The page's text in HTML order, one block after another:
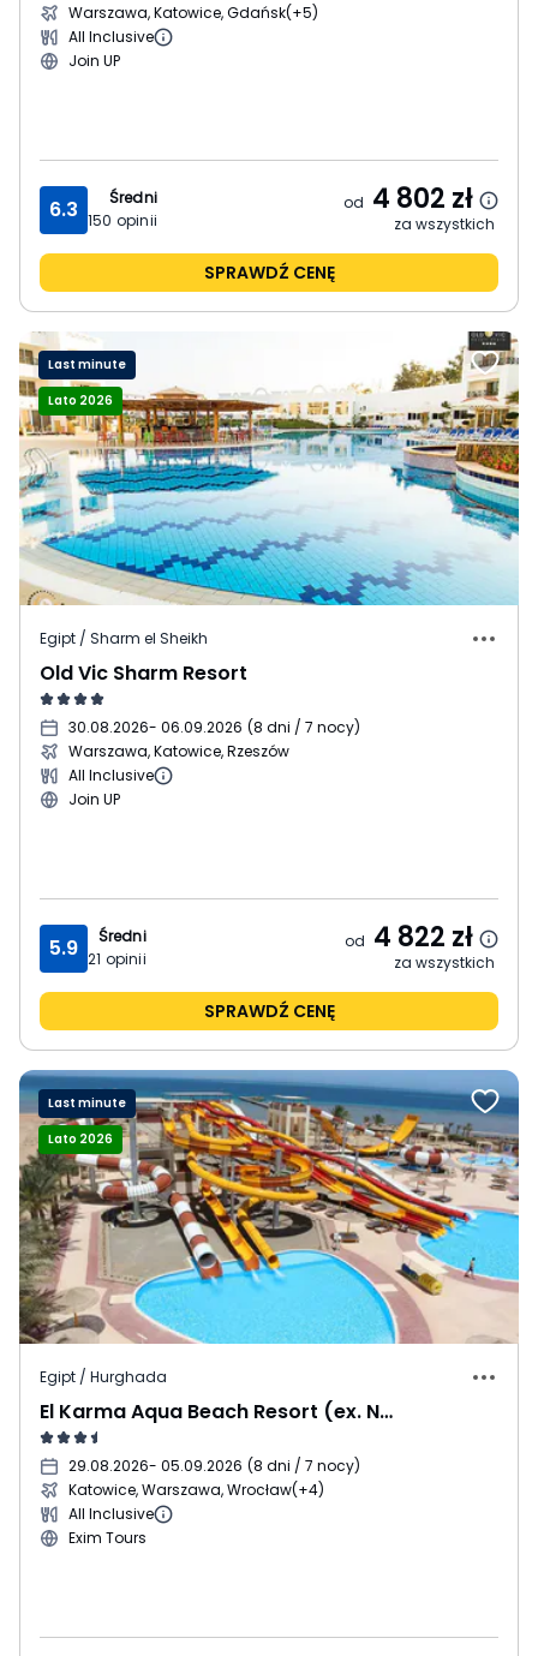
Warszawa, Katowice, Gdańsk(+5)
All Inclusive
Join UP
6.3
Średni
150 opinii
od 4 802 zł
za wszystkich
SPRAWDŹ CENĘ
Last minute
Lato 2026
Egipt / Sharm el Sheikh
Old Vic Sharm Resort
30.08.2026- 06.09.2026 (8 dni / 7 nocy)
Warszawa, Katowice, Rzeszów
All Inclusive
Join UP
5.9
Średni
21 opinii
od 4 822 zł
za wszystkich
SPRAWDŹ CENĘ
Last minute
Lato 2026
Egipt / Hurghada
El Karma Aqua Beach Resort (ex. Nubia Aqua Beach Resort)
29.08.2026- 05.09.2026 (8 dni / 7 nocy)
Katowice, Warszawa, Wrocław(+4)
All Inclusive
Exim Tours